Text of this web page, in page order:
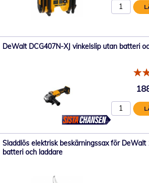
DeWalt DCG407N-XJ vinkelslip utan batteri
Sladdlös elektrisk beskärningssax för
batteri och laddare